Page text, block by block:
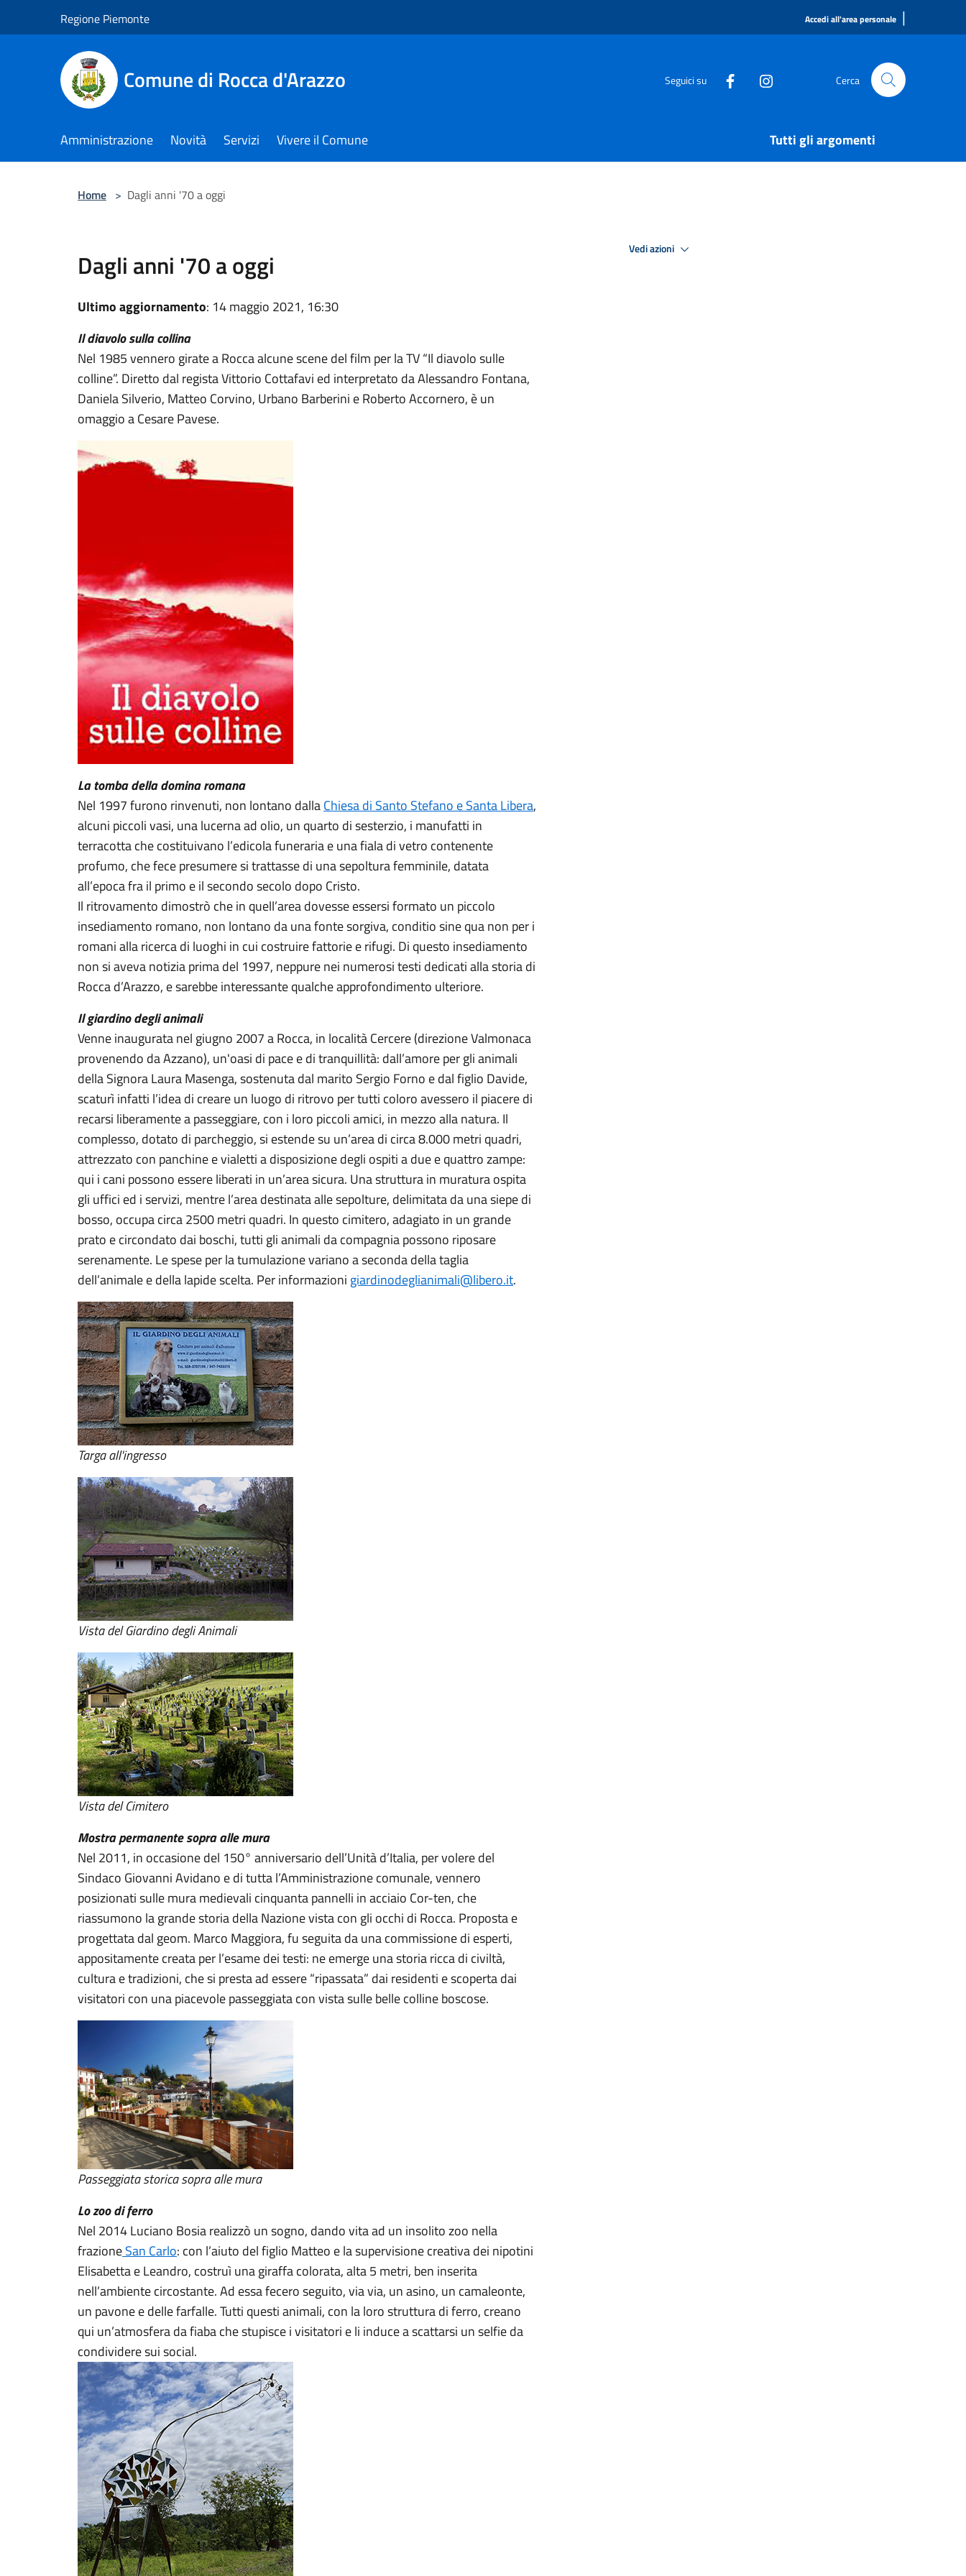
Regione Piemonte Accedi all'area personale |
Comune di Rocca d'Arazzo Seguici su Cerca
Amministrazione Novità Servizi Vivere il Comune Tutti gli argomenti
Home > Dagli anni '70 a oggi
Dagli anni '70 a oggi
Ultimo aggiornamento: 14 maggio 2021, 16:30
Il diavolo sulla collina
Nel 1985 vennero girate a Rocca alcune scene del film per la TV “Il diavolo sulle
colline”. Diretto dal regista Vittorio Cottafavi ed interpretato da Alessandro Fontana,
Daniela Silverio, Matteo Corvino, Urbano Barberini e Roberto Accornero, è un
omaggio a Cesare Pavese.
La tomba della domina romana
Nel 1997 furono rinvenuti, non lontano dallaChiesa di Santo Stefano e Santa Libera,
alcuni piccoli vasi, una lucerna ad olio, un quarto di sesterzio, i manufatti in
terracotta che costituivano l’edicola funeraria e una fiala di vetro contenente
profumo, che fece presumere si trattasse di una sepoltura femminile, datata
all’epoca fra il primo e il secondo secolo dopo Cristo.
Il ritrovamento dimostrò che in quell’area dovesse essersi formato un piccolo
insediamento romano, non lontano da una fonte sorgiva, conditio sine qua non per i
romani alla ricerca di luoghi in cui costruire fattorie e rifugi. Di questo insediamento
non si aveva notizia prima del 1997, neppure nei numerosi testi dedicati alla storia di
Rocca d’Arazzo, e sarebbe interessante qualche approfondimento ulteriore.
Il giardino degli animali
Venne inaugurata nel giugno 2007 a Rocca, in localitàCercere (direzione Valmonaca
provenendo da Azzano), un'oasi di pace e di tranquillità: dall’amore per gli animali
della Signora Laura Masenga, sostenuta dal marito Sergio Forno e dal figlio Davide,
scaturì infatti l’idea di creare un luogo di ritrovo per tutti coloro avessero il piacere di
recarsi liberamente a passeggiare, con i loro piccoli amici, in mezzo alla natura. Il
complesso, dotato di parcheggio, si estende su un’area di circa 8.000 metri quadri,
attrezzato con panchine e vialetti a disposizione degli ospiti a due e quattro zampe:
qui i cani possono essere liberati in un’area sicura. Una struttura in muratura ospita
gli uffici ed i servizi, mentre l’area destinata alle sepolture, delimitata da una siepe di
bosso, occupa circa 2500 metri quadri. In questo cimitero, adagiato in un grande
prato e circondato dai boschi, tutti gli animali da compagnia possono riposare
serenamente. Le spese per la tumulazione variano a seconda della taglia
dell’animale e della lapide scelta. Per informazioni giardinodeglianimali@libero.it.
Targa all'ingresso
Vista del Giardino degli Animali
Vista del Cimitero
Mostra permanente sopra alle mura
Nel 2011, in occasione del 150° anniversario dell’Unità d’Italia, per volere del
Sindaco Giovanni Avidano e di tutta l’Amministrazione comunale, vennero
posizionati sulle mura medievali cinquanta pannelli in acciaio Cor-ten, che
riassumono la grande storia della Nazione vista con gli occhi di Rocca. Proposta e
progettata dal geom. Marco Maggiora, fu seguita da una commissione di esperti,
appositamente creata per l’esame dei testi: ne emerge una storia ricca di civiltà,
cultura e tradizioni, che si presta ad essere “ripassata” dai residenti e scoperta dai
visitatori con una piacevole passeggiata con vista sulle belle colline boscose.
Passeggiata storica sopra alle mura
Lo zoo di ferro
Nel 2014 Luciano Bosia realizzò un sogno, dando vita ad un insolito zoo nella
frazioneSan Carlo: con l’aiuto del figlio Matteo e la supervisione creativa dei nipotini
Elisabetta e Leandro, costruì una giraffa colorata, alta 5 metri, ben inserita
nell’ambiente circostante. Ad essa fecero seguito, via via, un asino, un camaleonte,
un pavone e delle farfalle. Tutti questi animali, con la loro struttura di ferro, creano
qui un’atmosfera da fiaba che stupisce i visitatori e li induce a scattarsi un selfie da
condividere sui social.
Vedi azioni